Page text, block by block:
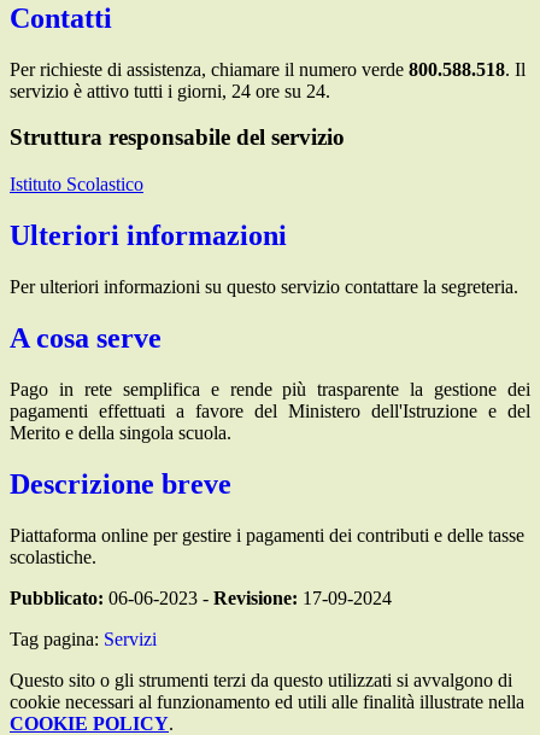
Contatti
Per richieste di assistenza, chiamare il numero verde 800.588.518. Il
servizio è attivo tutti i giorni, 24 ore su 24.
Struttura responsabile del servizio
Istituto Scolastico
Ulteriori informazioni
Per ulteriori informazioni su questo servizio contattare la segreteria.
A cosa serve
Pago in rete semplifica e rende più trasparente la gestione dei
pagamenti effettuati a favore del Ministero dell'Istruzione e del
Merito e della singola scuola.
Descrizione breve
Piattaforma online per gestire i pagamenti dei contributi e delle tasse
scolastiche.
Pubblicato: 06-06-2023 - Revisione: 17-09-2024
Tag pagina: Servizi
Questo sito o gli strumenti terzi da questo utilizzati si avvalgono di
cookie necessari al funzionamento ed utili alle finalità illustrate nella
COOKIE POLICY.